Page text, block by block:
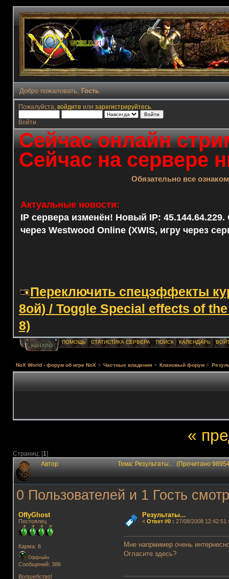
Добро пожаловать, Гость
Пожалуйста, войдите или зарегистрируйтесь.
Войти
Сейчас онлайн
Сейчас на сервере
Обязательно все
Актуальные новости:
IP сервера изменён! Новый IP: 45.144.64.229.
через Westwood Online (XWIS, игру через
Переключить спецэффекты
8ой) / Toggle Special effects of
8)
НАЧАЛО
ПОМОЩЬ СТАТИСТИКА СЕРВЕРА ПОИСК КАЛЕНДАРЬ
NoX World - форум об игре NoX > Частные владения > Клановый форум >
«
Страниц: [1]
Автор Тема: Результаты... (Прочитано
0 Пользователей и 1 Гость
OffyGhost
Постоялец
Карма: 6
Оффлайн
Сообщений: 386
Волшебство!
Результаты...
« Ответ #0: 27/08/2008 12:42:51
Мне напрмимер очень
Огласите здесь?